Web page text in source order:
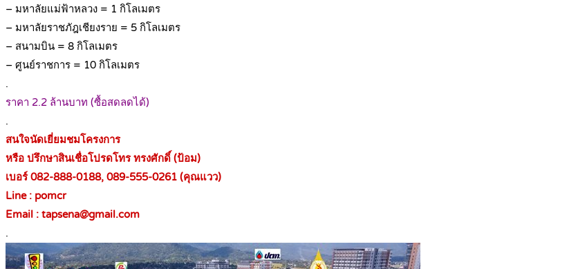
– มหาลัยแม่ฟ้าหลวง = 1 กิโลเมตร
– มหาลัยราชภัฎเชียงราย = 5 กิโลเมตร
– สนามบิน = 8 กิโลเมตร
– ศูนย์ราชการ = 10 กิโลเมตร
.
ราคา 2.2 ล้านบาท (ซื้อสดลดได้)
.
สนใจนัดเยี่ยมชมโครงการ
หรือ ปรึกษาสินเชื่อโปรดโทร ทรงศักดิ์ (ป้อม)
เบอร์ 082-888-0188, 089-555-0261 (คุณแวว)
Line : pomcr
Email : tapsena@gmail.com
.